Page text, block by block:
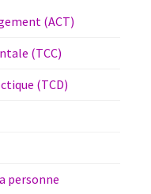
(ACT)
(TCC)
(TCD)
personne